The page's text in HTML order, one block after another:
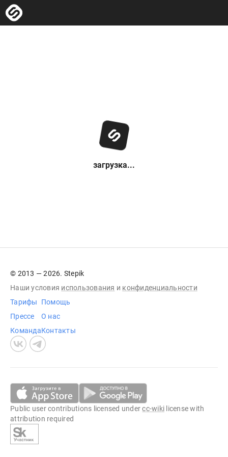
загрузка...
© 2013 — 2026. Stepik
Наши условия использования и конфиденциальности
Тарифы
Прессе
Команда
Помощь
О нас
Контакты
Public user contributions licensed undercc-wiki license with
attribution required